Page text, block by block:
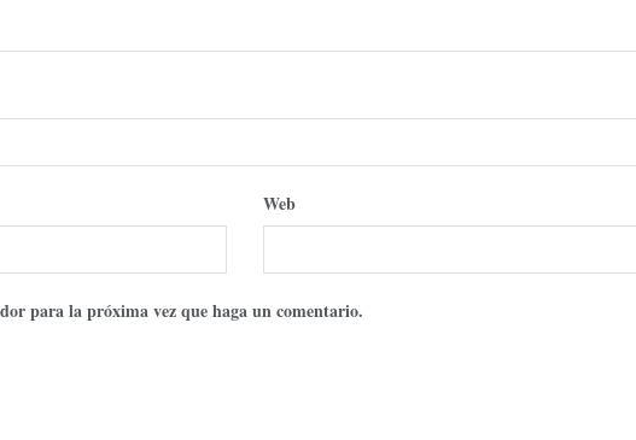
Web
para la próxima vez que haga un comentario.